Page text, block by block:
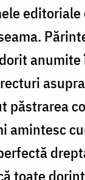
editoriale
păstrarea
amintesc
toate